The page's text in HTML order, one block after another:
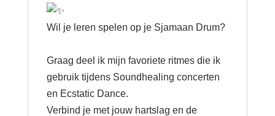
Wil je leren spelen op je Sjamaan Drum?
Graag deel ik mijn favoriete ritmes die ik
gebruik tijdens Soundhealing concerten
en Ecstatic Dance.
Verbind je met jouw hartslag en de